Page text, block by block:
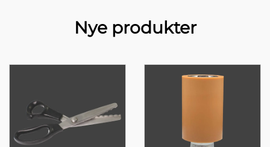
Nye produkter